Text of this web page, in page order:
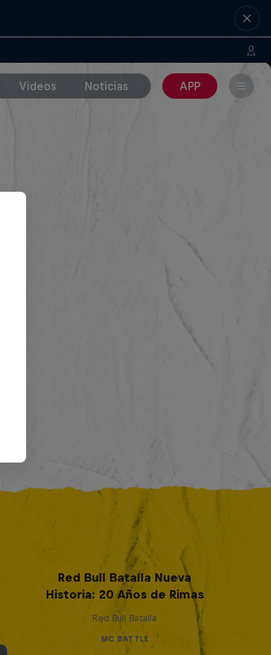
Videos Noticias APP
Red Bull Batalla Nueva
Historia: 20 Años de Rimas
Red Bull Batalla
MC BATTLE